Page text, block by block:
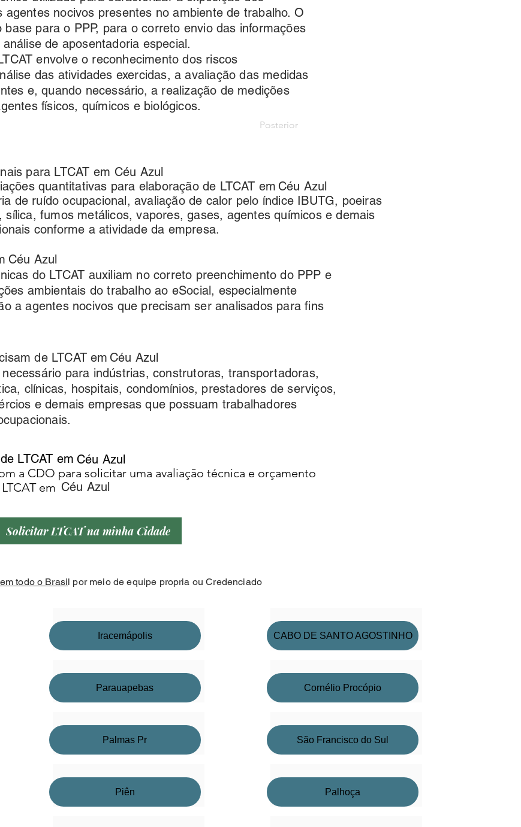
agentes nocivos presentes no ambiente de trabalho. O
base para o PPP, para o correto envio das informações
de aposentadoria especial.
envolve o reconhecimento dos riscos
das atividades exercidas, a avaliação das medidas
e, quando necessário, a realização de medições
físicos, químicos e biológicos.
Posterior
para LTCAT em
quantitativas para elaboração de LTCAT em
de ruído ocupacional, avaliação de calor pelo índice IBUTG, poeiras
sílica, fumos metálicos, vapores, gases, agentes químicos e demais
conforme a atividade da empresa.
Céu Azul
Céu Azul
do LTCAT auxiliam no correto preenchimento do PPP e
ambientais do trabalho ao eSocial, especialmente
a agentes nocivos que precisam ser analisados para fins
Céu Azul
de LTCAT em
para indústrias, construtoras, transportadoras,
clínicas, hospitais, condomínios, prestadores de serviços,
e demais empresas que possuam trabalhadores
Céu Azul
LTCAT em
a CDO para solicitar uma avaliação técnica e orçamento
em
Céu Azul
Céu Azul
Solicitar LTCAT na minha Cidade
todo o Brasil por meio de equipe propria ou Credenciado
Iracemápolis
Parauapebas
Palmas Pr
Piên
CABO DE SANTO AGOSTINHO
Cornélio Procópio
São Francisco do Sul
Palhoça